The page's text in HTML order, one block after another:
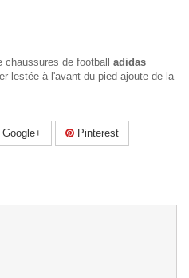
chaussures de football adidas
lestée à l'avant du pied ajoute de la
Google+ Pinterest